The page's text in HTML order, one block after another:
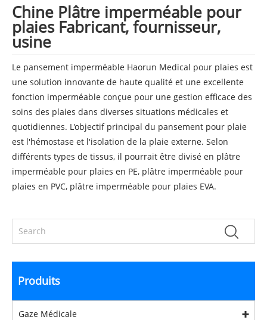
Chine Plâtre imperméable pour
plaies Fabricant, fournisseur,
usine
Le pansement imperméable Haorun Medical pour plaies est
une solution innovante de haute qualité et une excellente
fonction imperméable conçue pour une gestion efficace des
soins des plaies dans diverses situations médicales et
quotidiennes. L'objectif principal du pansement pour plaie
est l'hémostase et l'isolation de la plaie externe. Selon
différents types de tissus, il pourrait être divisé en plâtre
imperméable pour plaies en PE, plâtre imperméable pour
plaies en PVC, plâtre imperméable pour plaies EVA.
Produits
Gaze Médicale